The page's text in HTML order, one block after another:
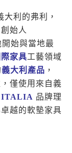
大利的弗利，
始人
始與當地最
際家具工藝領域
義大利產品 ，
僅使用來自義
ITALIA 品牌理
越的軟墊家具